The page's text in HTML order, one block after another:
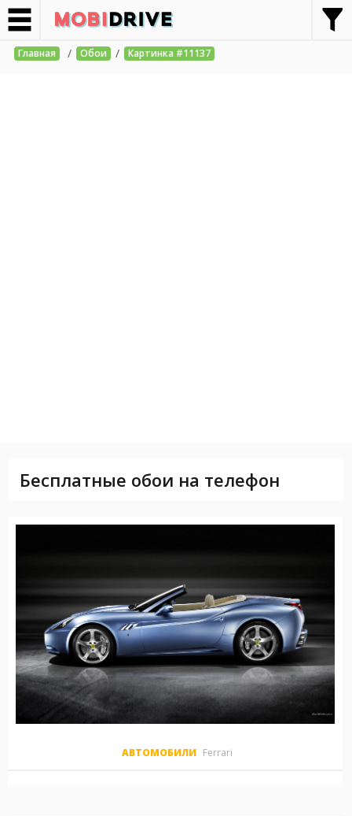
Главная / Обои / Картинка #11137
Бесплатные обои на телефон
АВТОМОБИЛИ Ferrari